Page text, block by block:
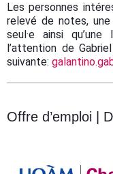
Les personnes
relevé de notes, une
seul·e ainsi
l’attention de
suivante:
Offre d’emploi |